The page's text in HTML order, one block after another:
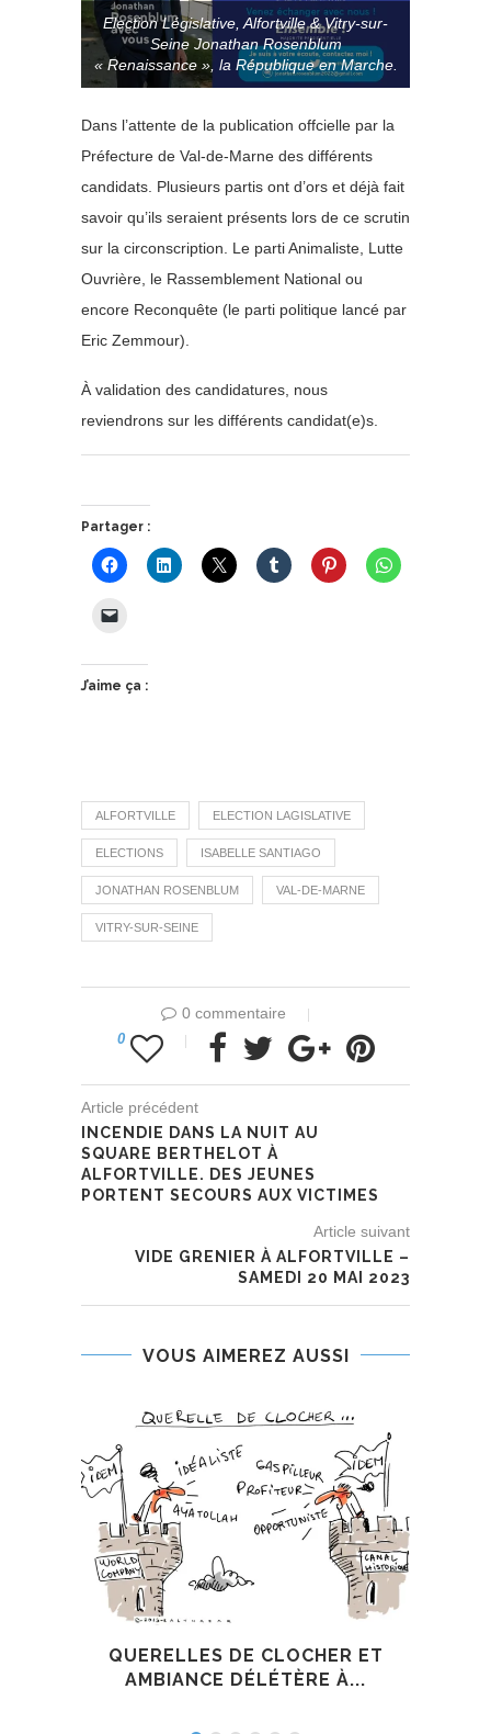
Election Législative, Alfortville & Vitry-sur-
Seine Jonathan Rosenblum
« Renaissance », la République en Marche.
Dans l’attente de la publication offcielle par la
Préfecture de Val-de-Marne des différents
candidats. Plusieurs partis ont d’ors et déjà fait
savoir qu’ils seraient présents lors de ce scrutin
sur la circonscription. Le parti Animaliste, Lutte
Ouvrière, le Rassemblement National ou
encore Reconquête (le parti politique lancé par
Eric Zemmour).
À validation des candidatures, nous
reviendrons sur les différents candidat(e)s.
Partager :
J’aime ça :
ALFORTVILLE ELECTION LAGISLATIVE
ELECTIONS ISABELLE SANTIAGO
JONATHAN ROSENBLUM VAL-DE-MARNE
VITRY-SUR-SEINE
0 commentaire
0
Article précédent
INCENDIE DANS LA NUIT AU
SQUARE BERTHELOT À
ALFORTVILLE. DES JEUNES
PORTENT SECOURS AUX VICTIMES
Article suivant
VIDE GRENIER À ALFORTVILLE –
SAMEDI 20 MAI 2023
VOUS AIMEREZ AUSSI
QUERELLES DE CLOCHER ET
AMBIANCE DÉLÉTÈRE À...